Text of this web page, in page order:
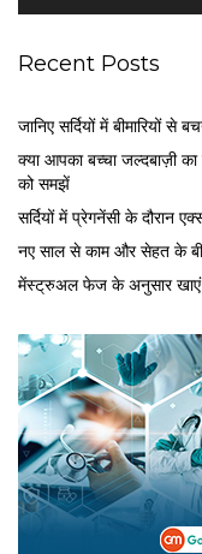
Recent Posts
जानिए सर्दियों में बीमारियों से
क्या आपका बच्चा जल्दबाज़ी
को समझें
सर्द‍ियों में प्रेगनेंसी के दौरान
नए साल से काम और सेहत के
मेंस्ट्रुअल फेज के अनुसार खाएं